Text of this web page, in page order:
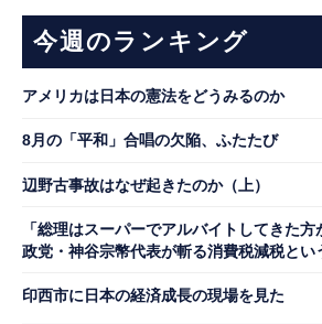
今週のランキング
アメリカは日本の憲法をどうみるのか
8月の「平和」合唱の欠陥、ふたたび
辺野古事故はなぜ起きたのか（上）
「総理はスーパーでアルバイトしてきた
政党・神谷宗幣代表が斬る消費税減税と
印西市に日本の経済成長の現場を見た